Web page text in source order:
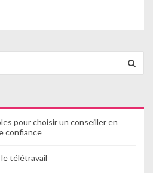
pour choisir un conseiller en
confiance
télétravail